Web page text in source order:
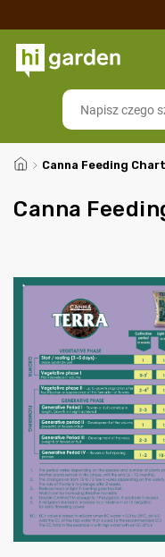
/ Canna Feeding
Canna